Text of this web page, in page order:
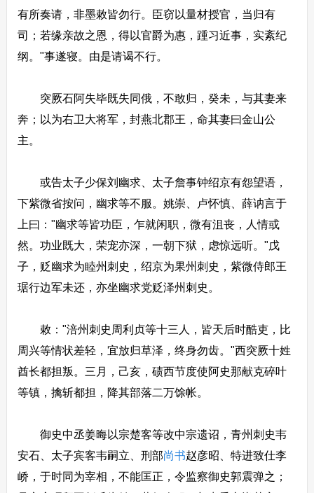
有所奏请，非墨敕皆勿行。臣窃以量材授官，当归有
司；若缘亲故之恩，得以官爵为惠，踵习近事，实紊纪
纲。"事遂寝。由是请谒不行。
突厥石阿失毕既失同俄，不敢归，癸未，与其妻来
奔；以为右卫大将军，封燕北郡王，命其妻曰金山公
主。
或告太子少保刘幽求、太子詹事钟绍京有怨望语，
下紫微省按问，幽求等不服。姚崇、卢怀慎、薛讷言于
上曰："幽求等皆功臣，乍就闲职，微有沮丧，人情或
然。功业既大，荣宠亦深，一朝下狱，虑惊远听。"戊
子，贬幽求为睦州刺史，绍京为果州刺史，紫微侍郎王
琚行边军未还，亦坐幽求党贬泽州刺史。
敕："涪州刺史周利贞等十三人，皆天后时酷吏，比
周兴等情状差轻，宜放归草泽，终身勿齿。"西突厥十姓
酋长都担叛。三月，己亥，碛西节度使阿史那献克碎叶
等镇，擒斩都担，降其部落二万馀帐。
御史中丞姜晦以宗楚客等改中宗遗诏，青州刺史韦
安石、太子宾客韦嗣立、刑部尚书赵彦昭、特进致仕李
峤，于时同为宰相，不能匡正，令监察御史郭震弹之；